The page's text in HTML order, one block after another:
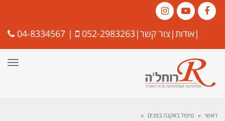
Facebook
YouTube
Instagram |אודות| צור קשר|
052-2983263
|
04-8334567
ראשי » טיפול באקנה בפנים »